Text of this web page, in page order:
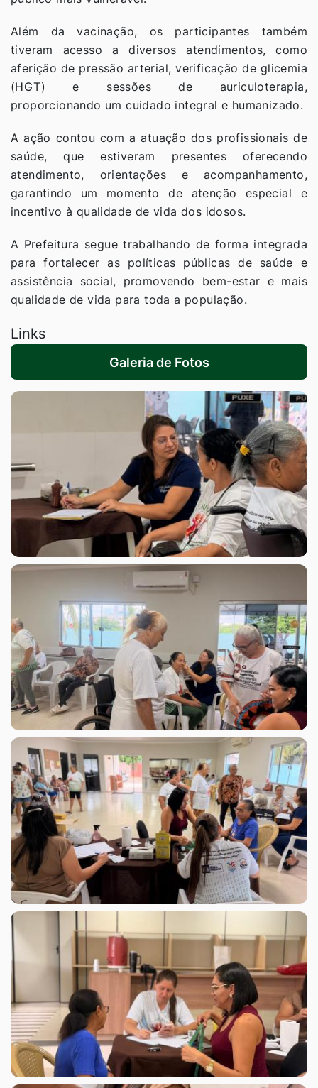
Além da vacinação, os participantes também
tiveram acesso a diversos atendimentos, como
aferição de pressão arterial, verificação de glicemia
(HGT) e sessões de auriculoterapia,
proporcionando um cuidado integral e humanizado.
A ação contou com a atuação dos profissionais de
saúde, que estiveram presentes oferecendo
atendimento, orientações e acompanhamento,
garantindo um momento de atenção especial e
incentivo à qualidade de vida dos idosos.
A Prefeitura segue trabalhando de forma integrada
para fortalecer as políticas públicas de saúde e
assistência social, promovendo bem-estar e mais
qualidade de vida para toda a população.
Links
Galeria de Fotos